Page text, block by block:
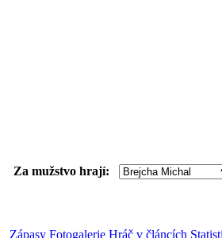
Za mužstvo hrají:
Zápasy Fotogalerie Hráč v článcích